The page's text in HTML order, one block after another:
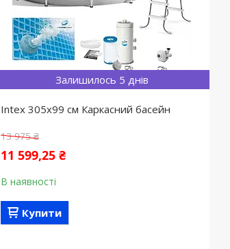
Залишилось 5 днів
Intex 305х99 см Каркасний басейн
13 975 ₴
11 599,25 ₴
В наявності
Купити